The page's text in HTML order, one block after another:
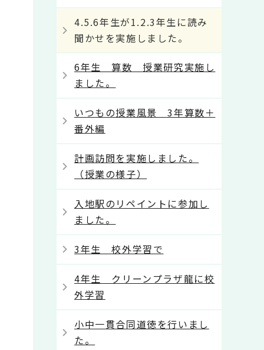
4.5.6年生が1.2.3年生に読み
聞かせを実施しました。
6年生 算数 授業研究実施し
ました。
いつもの授業風景 3年算数＋
番外編
計画訪問を実施しました。
（授業の様子）
入地駅のリペイントに参加し
ました。
3年生 校外学習で
4年生 クリーンプラザ龍に校
外学習
小中一貫合同道徳を行いまし
た。